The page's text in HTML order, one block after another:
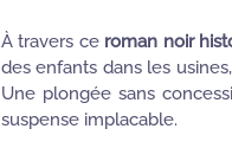
À travers ce roman noir
des enfants dans les
Une plongée sans
suspense implacable.